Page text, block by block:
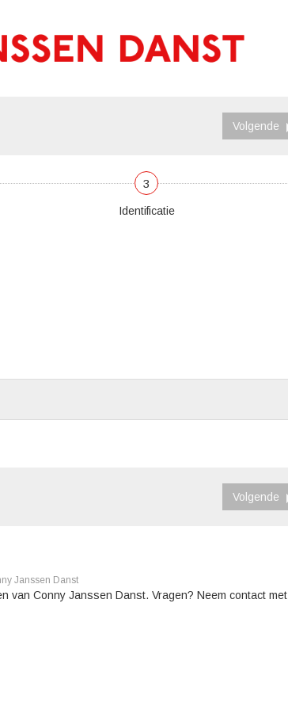
Volgende
3
Identificatie
Volgende
Janssen Danst
van Conny Janssen Danst. Vragen? Neem contact met